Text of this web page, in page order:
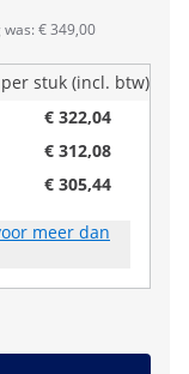
€ 349,00
per stuk (incl. btw)
€ 322,04
€ 312,08
€ 305,44
meer dan